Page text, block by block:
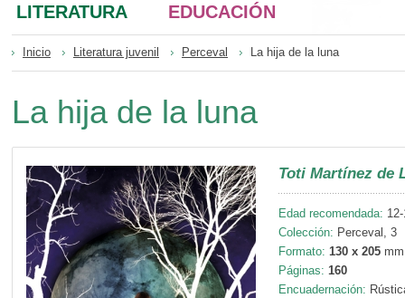
LITERATURA EDUCACIÓN
Inicio Literatura juvenil Perceval La hija de la luna
La hija de la luna
Toti Martínez de
Edad recomendada:
Colección: Perceval, 3
Formato: 130 x 205 mm
Páginas: 160
Encuadernación: